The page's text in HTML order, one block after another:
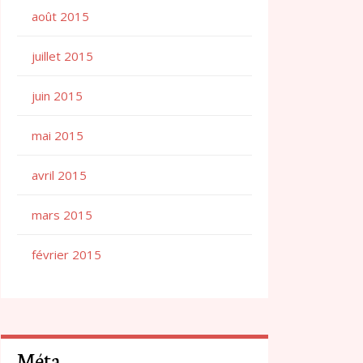
août 2015
juillet 2015
juin 2015
mai 2015
avril 2015
mars 2015
février 2015